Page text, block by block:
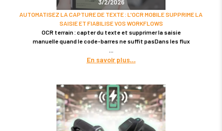
3/2/2026
AUTOMATISEZ LA CAPTURE DE TEXTE : L'OCR MOBILE SUPPRIME LA
SAISIE ET FIABILISE VOS WORKFLOWS
OCR terrain : capter du texte et supprimer la saisie
manuelle quand le code-barres ne suffit pasDans les flux
En savoir plus